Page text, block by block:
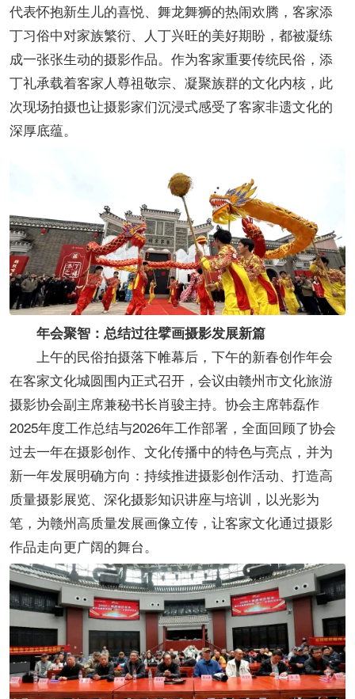
代表怀抱新生儿的喜悦、舞龙舞狮的热闹欢腾，客家添
丁习俗中对家族繁衍、人丁兴旺的美好期盼，都被凝练
成一张张生动的摄影作品。作为客家重要传统民俗，添
丁礼承载着客家人尊祖敬宗、凝聚族群的文化内核，此
次现场拍摄也让摄影家们沉浸式感受了客家非遗文化的
深厚底蕴。
年会聚智：总结过往擘画摄影发展新篇
上午的民俗拍摄落下帷幕后，下午的新春创作年会
在客家文化城圆围内正式召开，会议由赣州市文化旅游
摄影协会副主席兼秘书长肖骏主持。协会主席韩磊作
2025年度工作总结与2026年工作部署，全面回顾了协会
过去一年在摄影创作、文化传播中的特色与亮点，并为
新一年发展明确方向：持续推进摄影创作活动、打造高
质量摄影展览、深化摄影知识讲座与培训，以光影为
笔，为赣州高质量发展画像立传，让客家文化通过摄影
作品走向更广阔的舞台。